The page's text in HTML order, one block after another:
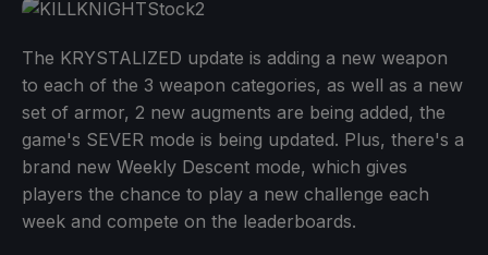
The KRYSTALIZED update is adding a new weapon
to each of the 3 weapon categories, as well as a new
set of armor, 2 new augments are being added, the
game's SEVER mode is being updated. Plus, there's a
brand new Weekly Descent mode, which gives
players the chance to play a new challenge each
week and compete on the leaderboards.